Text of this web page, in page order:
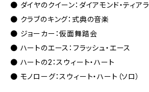
● ダイヤのクイーン：ダイアモンド・ティアラ
● クラブのキング：式典の音楽
● ジョーカー：仮面舞踏会
● ハートのエース：フラッシュ・エース
● ハートの2：スウィート・ハート
● モノローグ：スウィート・ハート（ソロ）